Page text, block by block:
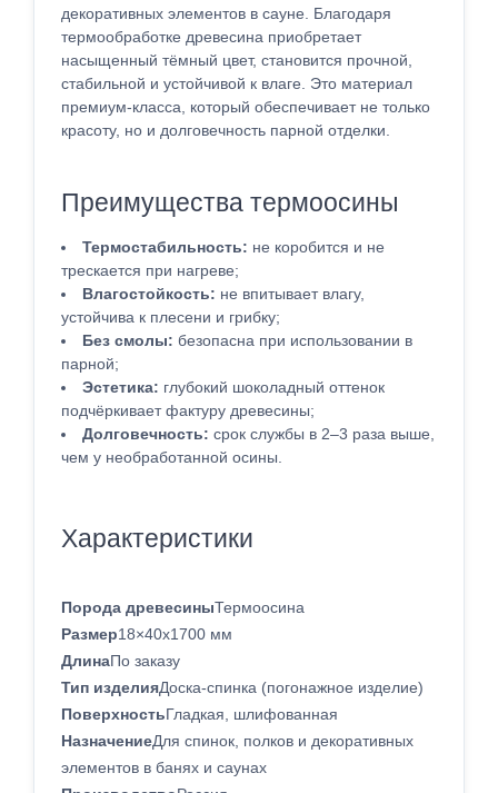
декоративных элементов в сауне. Благодаря
термообработке древесина приобретает
насыщенный тёмный цвет, становится прочной,
стабильной и устойчивой к влаге. Это материал
премиум-класса, который обеспечивает не только
красоту, но и долговечность парной отделки.
Преимущества термоосины
Термостабильность: не коробится и не
трескается при нагреве;
Влагостойкость: не впитывает влагу,
устойчива к плесени и грибку;
Без смолы: безопасна при использовании в
парной;
Эстетика: глубокий шоколадный оттенок
подчёркивает фактуру древесины;
Долговечность: срок службы в 2–3 раза выше,
чем у необработанной осины.
Характеристики
Порода древесиныТермоосина
Размер18×40x1700 мм
ДлинаПо заказу
Тип изделияДоска-спинка (погонажное изделие)
ПоверхностьГладкая, шлифованная
НазначениеДля спинок, полков и декоративных
элементов в банях и саунах